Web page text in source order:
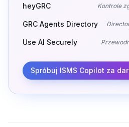
heyGRC Kontrole
GRC Agents Directory
Use AI Securely
Spróbuj ISMS Copilot za